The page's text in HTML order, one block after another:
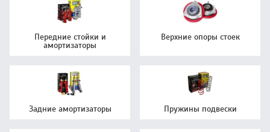
Передние стойки и
амортизаторы
Верхние опоры стоек
Задние амортизаторы Пружины подвески